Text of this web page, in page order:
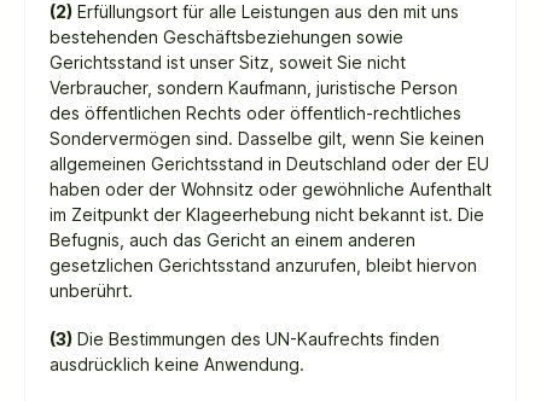
(2) Erfüllungsort für alle Leistungen aus den mit uns
bestehenden Geschäftsbeziehungen sowie
Gerichtsstand ist unser Sitz, soweit Sie nicht
Verbraucher, sondern Kaufmann, juristische Person
des öffentlichen Rechts oder öffentlich-rechtliches
Sondervermögen sind. Dasselbe gilt, wenn Sie keinen
allgemeinen Gerichtsstand in Deutschland oder der EU
haben oder der Wohnsitz oder gewöhnliche Aufenthalt
im Zeitpunkt der Klageerhebung nicht bekannt ist. Die
Befugnis, auch das Gericht an einem anderen
gesetzlichen Gerichtsstand anzurufen, bleibt hiervon
unberührt.
(3) Die Bestimmungen des UN-Kaufrechts finden
ausdrücklich keine Anwendung.